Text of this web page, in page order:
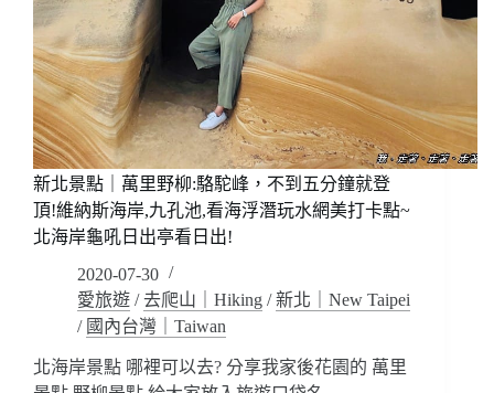
新北景點｜萬里野柳:駱駝峰，不到五分鐘就登
頂!維納斯海岸,九孔池,看海浮潛玩水網美打卡點~
北海岸龜吼日出亭看日出!
2020-07-30
愛旅遊 /去爬山｜Hiking /新北｜New Taipei
/ 國內台灣｜Taiwan
北海岸景點 哪裡可以去? 分享我家後花園的 萬里